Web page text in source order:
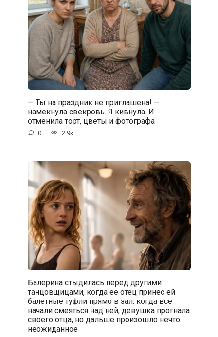
— Ты на праздник не приглашена! —
намекнула свекровь. Я кивнула. И
отменила торт, цветы и фотографа
0 2.9к.
Балерина стыдилась перед другими
танцовщицами, когда её отец принес ей
балетные туфли прямо в зал: когда все
начали смеяться над ней, девушка прогнала
своего отца, но дальше произошло нечто
неожиданное